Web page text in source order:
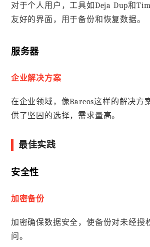
对于个人用户，工具如Deja Dup和
友好的界面，用于备份和恢复数据。
服务器
企业解决方案
在企业领域，像Bareos这样的解决方
供了坚固的选择，需求量高。
最佳实践
安全性
加密备份
加密确保数据安全，使备份对未经授
问。